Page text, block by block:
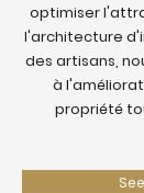
optimiser
l'architecture
des artisans,
à
propriété